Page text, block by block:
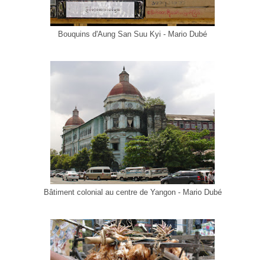
Bouquins d'Aung San Suu Kyi - Mario Dubé
Bâtiment colonial au centre de Yangon - Mario Dubé